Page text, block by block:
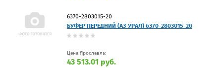
6370-2803015-20
БУФЕР ПЕРЕДНИЙ (АЗ УРАЛ) 6370-2803015-20
Цена Ярославль:
43 513.01 руб.